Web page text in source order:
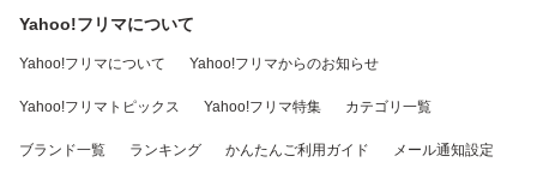
Yahoo!フリマについて
Yahoo!フリマについて Yahoo!フリマからのお知らせ
Yahoo!フリマトピックス Yahoo!フリマ特集 カテゴリ一覧
ブランド一覧 ランキング かんたんご利用ガイド メール通知設定